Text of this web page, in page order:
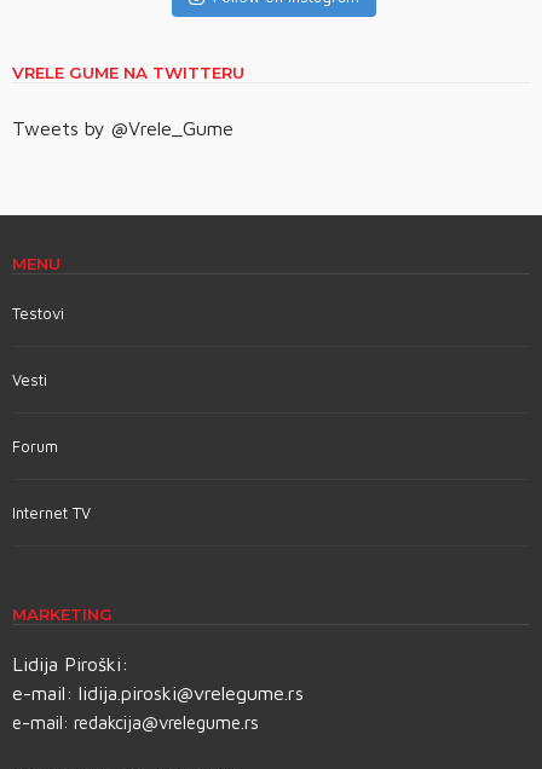
VRELE GUME NA TWITTERU
Tweets by @Vrele_Gume
MENU
Testovi
Vesti
Forum
Internet TV
MARKETING
Lidija Piroški:
e-mail: lidija.piroski@vrelegume.rs
e-mail: redakcija@vrelegume.rs